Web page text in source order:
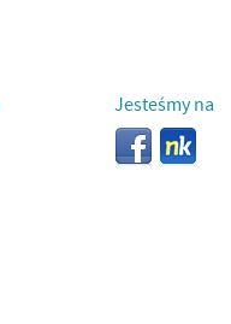
Jesteśmy na